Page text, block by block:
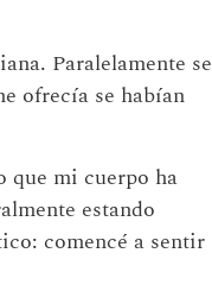
Paralelamente se
ofrecía se habían
que mi cuerpo ha
estando
comencé a sentir